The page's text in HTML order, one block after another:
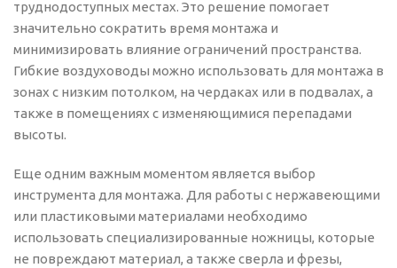
труднодоступных местах. Это решение помогает
значительно сократить время монтажа и
минимизировать влияние ограничений пространства.
Гибкие воздуховоды можно использовать для монтажа в
зонах с низким потолком, на чердаках или в подвалах, а
также в помещениях с изменяющимися перепадами
высоты.
Еще одним важным моментом является выбор
инструмента для монтажа. Для работы с нержавеющими
или пластиковыми материалами необходимо
использовать специализированные ножницы, которые
не повреждают материал, а также сверла и фрезы,